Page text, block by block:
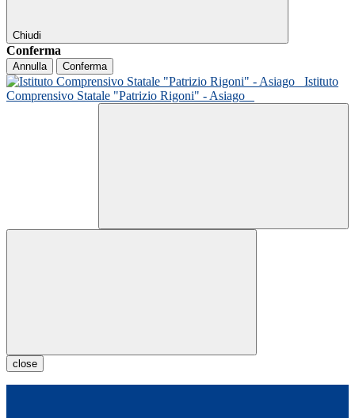
Chiudi
Conferma
Annulla Conferma
Istituto
Comprensivo Statale "Patrizio Rigoni" - Asiago
close